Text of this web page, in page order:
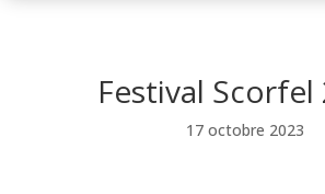
Festival Scorfel
17 octobre 2023